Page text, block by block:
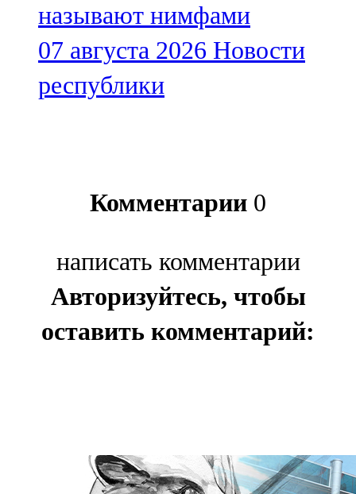
называют нимфами
07 августа 2026 Новости
республики
Комментарии 0
написать комментарии
Авторизуйтесь, чтобы
оставить комментарий: